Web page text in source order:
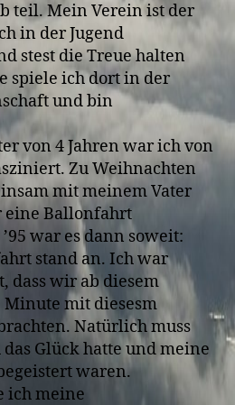
teil. Mein Verein ist der
in der Jugend
stest die Treue halten
spiele ich dort in der
und bin
von 4 Jahren war ich von
Zu Weihnachten
mit meinem Vater
eine Ballonfahrt
war es dann soweit:
stand an. Ich war
dass wir ab diesem
mit diesesm
Natürlich muss
das Glück hatte und meine
waren.
ich meine